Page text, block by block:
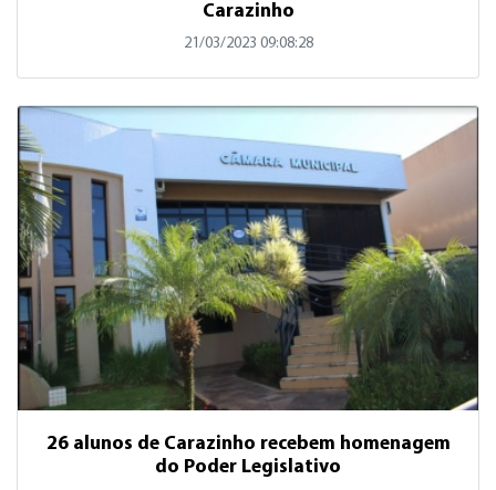
Carazinho
21/03/2023 09:08:28
26 alunos de Carazinho recebem homenagem
do Poder Legislativo